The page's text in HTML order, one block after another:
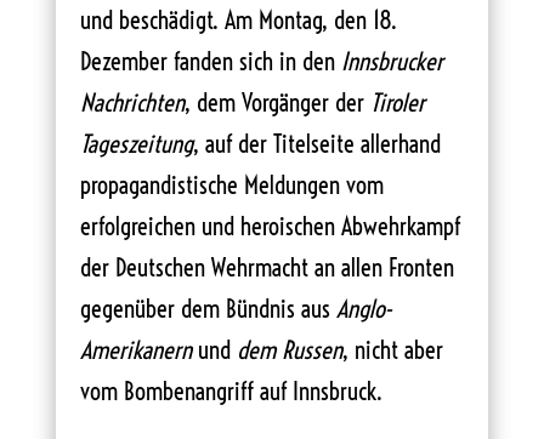
und beschädigt. Am Montag, den 18.
Dezember fanden sich in den Innsbrucker
Nachrichten, dem Vorgänger der Tiroler
Tageszeitung, auf der Titelseite allerhand
propagandistische Meldungen vom
erfolgreichen und heroischen Abwehrkampf
der Deutschen Wehrmacht an allen Fronten
gegenüber dem Bündnis aus Anglo-
Amerikanernund dem Russen, nicht aber
vom Bombenangriff auf Innsbruck.